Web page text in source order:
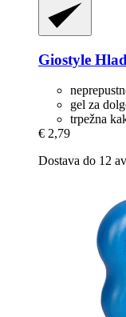
Giostyle
gel za
trpežna
€ 2,79
Dostava do 12